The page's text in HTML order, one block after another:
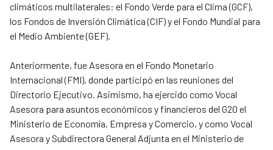
climáticos multilaterales: el Fondo Verde para el Clima (GCF),
los Fondos de Inversión Climática (CIF) y el Fondo Mundial para
el Medio Ambiente (GEF).
Anteriormente, fue Asesora en el Fondo Monetario
Internacional (FMI), donde participó en las reuniones del
Directorio Ejecutivo. Asimismo, ha ejercido como Vocal
Asesora para asuntos económicos y financieros del G20 el
Ministerio de Economía, Empresa y Comercio, y como Vocal
Asesora y Subdirectora General Adjunta en el Ministerio de